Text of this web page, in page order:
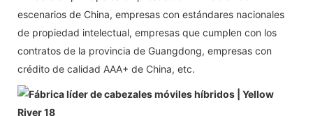
escenarios de China, empresas con estándares nacionales
de propiedad intelectual, empresas que cumplen con los
contratos de la provincia de Guangdong, empresas con
crédito de calidad AAA+ de China, etc.